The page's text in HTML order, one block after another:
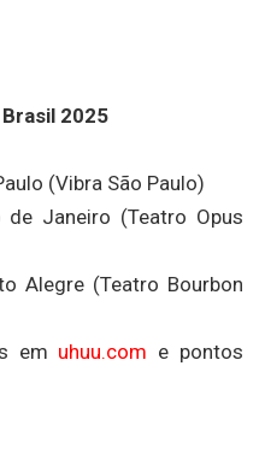
2025
(Vibra São Paulo)
Janeiro (Teatro Opus
Alegre (Teatro Bourbon
em uhuu.com e pontos